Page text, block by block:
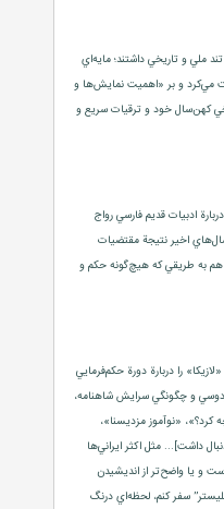
ملي و تاريخي داشتند؛ مايه‌اي
مي‌كرد و بر «اهميت‌ نمايش‌ها و
‌كهن‌سال‌ خود و ترقيات‌ سريع‌ و
ادبيات‌ قديم ‌فارسي‌ رواج‌
تحقيقات‌ ادبي‌ در سال‌هاي ‌اخير نتيجة‌ مقتضيات‌
هم ‌به‌ طريقي‌ كه‌ هيچ‌گونه‌ حكم‌ و
را دربارة‌ دورة ‌حكم‌فرمايي‌
و چگونگي‌ سرايش‌ شاهنامه‌،
«نوآموز مزديسنا»،
قحطي‌ و بالاخره‌ اختناق‌ و آزادي‌كشي‌ [را به‌ دنبال‌ داشت]... مثل‌ اكثر ايراني‌ها
و يا واضح‌تر از انديشيدن‌
سفر كنم‌، لحظه‌اي‌ درنگ‌